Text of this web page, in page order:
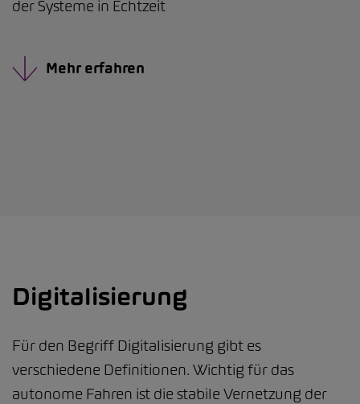
der Systeme in Echtzeit
Mehr erfahren
Digitalisierung
Für den Begriff Digitalisierung gibt es
verschiedene Definitionen. Wichtig für das
autonome Fahren ist die stabile Vernetzung der